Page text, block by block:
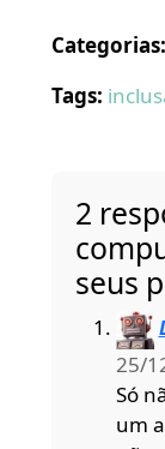
Categorias:
Tags:
2
seus
25/
Só
um